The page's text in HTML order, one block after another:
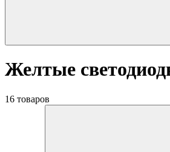
Желтые
16 товаров